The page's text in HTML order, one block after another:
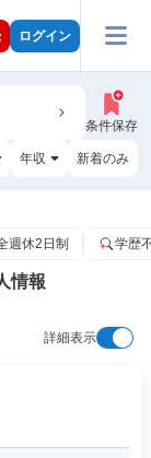
ログイン
条件保存
年収 新着のみ
週休2日制 学歴
情報
詳細表示